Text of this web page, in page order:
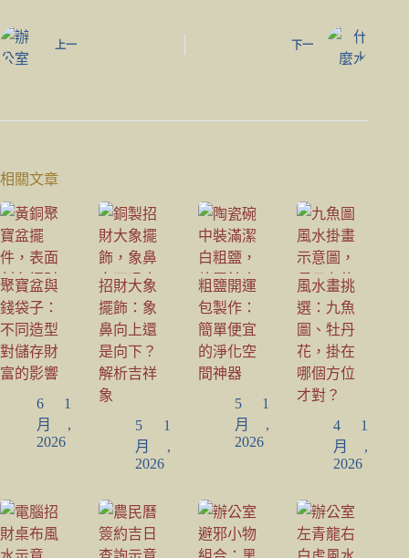
上一 下一
相關文章
聚寶盆與
錢袋子：
不同造型
對儲存財
富的影響
6 1
月,
2026
招財大象
擺飾：象
鼻向上還
是向下？
解析吉祥
象
5 1
月,
2026
粗鹽開運
包製作：
簡單便宜
的淨化空
間神器
5 1
月,
2026
風水畫挑
選：九魚
圖、牡丹
花，掛在
哪個方位
才對？
4 1
月,
2026